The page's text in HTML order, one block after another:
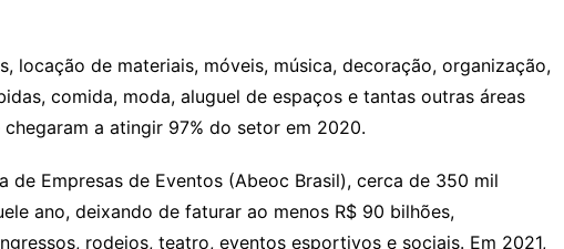
locação de materiais, móveis, música, decoração, organização,
comida, moda, aluguel de espaços e tantas outras áreas
a atingir 97% do setor em 2020.
de Empresas de Eventos (Abeoc Brasil), cerca de 350 mil
ano, deixando de faturar ao menos R$ 90 bilhões,
rodeios, teatro, eventos esportivos e sociais. Em 2021,